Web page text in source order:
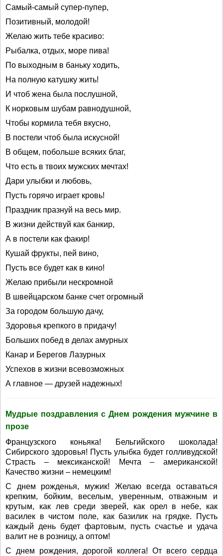
Самый-самый супер-пупер,
Позитивный, молодой!
Желаю жить тебе красиво:
Рыбалка, отдых, море пива!
По выходным в баньку ходить,
На полную катушку жить!
И чтоб жена была послушной,
К норковым шубам равнодушной,
Чтобы кормила тебя вкусно,
В постели чтоб была искусной!
В общем, побольше всяких благ,
Что есть в твоих мужских мечтах!
Дари улыбки и любовь,
Пусть горячо играет кровь!
Праздник празнуй на весь мир.
В жизни действуй как банкир,
А в постели как факир!
Кушай фрукты, пей вино,
Пусть все будет как в кино!
Желаю прибыли нескромной
В швейцарском банке счет огромный
За городом большую дачу,
Здоровья крепкого в придачу!
Больших побед в делах амурных
Канар и Берегов Лазурных
Успехов в жизни всевозможных
А главное — друзей надежных!
Мудрые поздравления с Днем рождения мужчине в
прозе
Французского коньяка! Бельгийского шоколада!
Сибирского здоровья! Пусть улыбка будет голливудской!
Страсть – мексиканской! Мечта – американской!
Качество жизни – немецким!
С днем рожденья, мужик! Желаю всегда оставаться
крепким, бойким, веселым, уверенным, отважным и
крутым, как лев среди зверей, как орел в небе, как
василек в чистом поле, как базилик на грядке. Пусть
каждый день будет фартовым, пусть счастье и удача
валит не в розницу, а оптом!
С днем рождения, дорогой коллега! От всего сердца